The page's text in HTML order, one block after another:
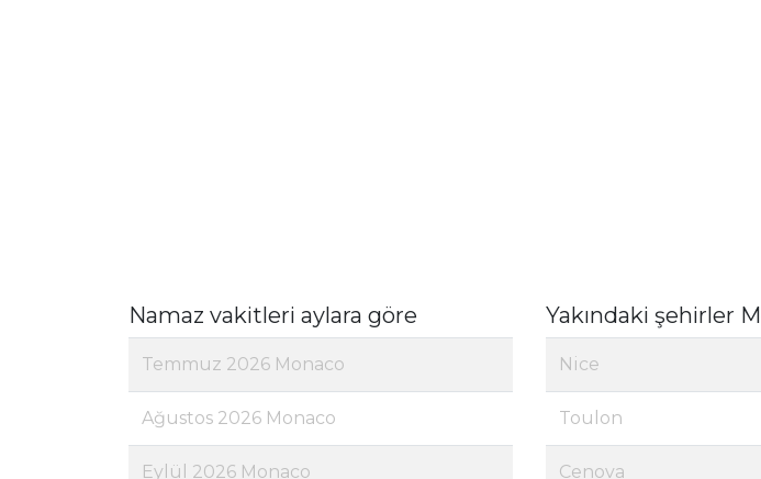
Namaz vakitleri aylara göre
Temmuz 2026 Monaco
Ağustos 2026 Monaco
Eylül 2026 Monaco
Yakındaki şehirler
Nice
Toulon
Cenova